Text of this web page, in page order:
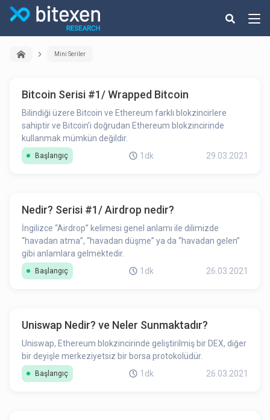
Mini Seriler
Bitcoin Serisi #1/ Wrapped Bitcoin
Bilindiği üzere Bitcoin ve Ethereum farklı blokzincirlere
sahiptir ve Bitcoin’i doğrudan Ethereum blokzincirinde
kullanmak mümkün değildir.
Başlangıç 1dk 29.03.2021
Nedir? Serisi #1/ Airdrop nedir?
İngilizce “Airdrop” kelimesi genel anlamı ile dilimizde
“havadan atma”, “havadan düşme” ya da “havadan gelen”
gibi anlamlara gelmektedir.
Başlangıç 1dk 26.03.2021
Uniswap Nedir? ve Neler Sunmaktadır?
Uniswap, Ethereum blokzincirinde geliştirilmiş bir DEX, diğer
bir deyişle merkeziyetsiz bir borsa protokolüdür.
Başlangıç 1dk 26.03.2021